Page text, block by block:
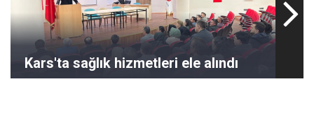
Kars'ta sağlık hizmetleri ele alındı